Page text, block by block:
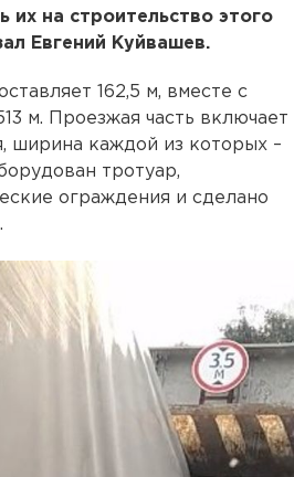
их на строительство этого
Евгений Куйвашев.
162,5 м, вместе с
м. Проезжая часть включает
ширина каждой из которых –
тротуар,
ограждения и сделано